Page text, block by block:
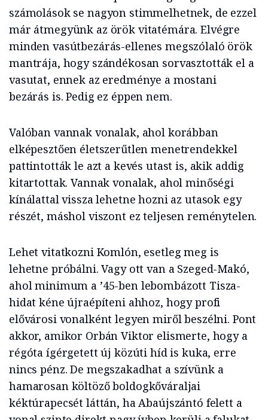
számolások se nagyon stimmelhetnek, de ezzel
már átmegyünk az örök vitatémára. Elvégre
minden vasútbezárás-ellenes megszólaló örök
mantrája, hogy szándékosan sorvasztották el a
vasutat, ennek az eredménye a mostani
bezárás is. Pedig ez éppen nem.
Valóban vannak vonalak, ahol korábban
elképesztően életszerűtlen menetrendekkel
pattintották le azt a kevés utast is, akik addig
kitartottak. Vannak vonalak, ahol minőségi
kínálattal vissza lehetne hozni az utasok egy
részét, máshol viszont ez teljesen reménytelen.
Lehet vitatkozni Komlón, esetleg meg is
lehetne próbálni. Vagy ott van a Szeged-Makó,
ahol minimum a ’45-ben lebombázott Tisza-
hidat kéne újraépíteni ahhoz, hogy profi
elővárosi vonalként legyen miről beszélni. Pont
akkor, amikor Orbán Viktor elismerte, hogy a
régóta ígérgetett új közúti híd is kuka, erre
nincs pénz. De megszakadhat a szívünk a
hamarosan költöző boldogkőváraljai
kéktúrapecsét láttán, ha Abaújszántó felett a